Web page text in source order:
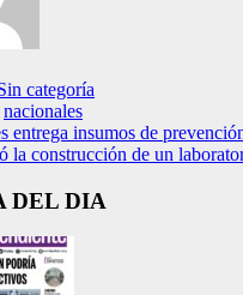
categoría
nacionales
entrega insumos de
la construcción de un
DEL DIA